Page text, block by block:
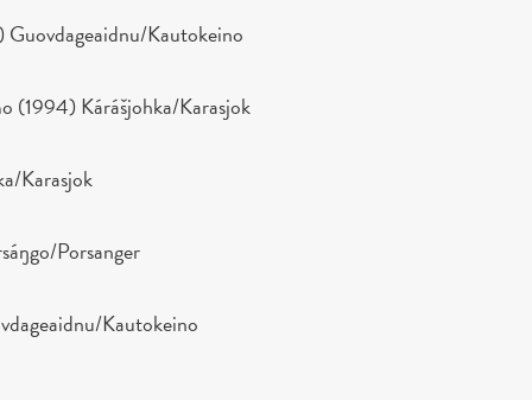
Kautokeino
(1994) Kárášjohka/Karasjok
Karasjok
Porsanger
Kautokeino